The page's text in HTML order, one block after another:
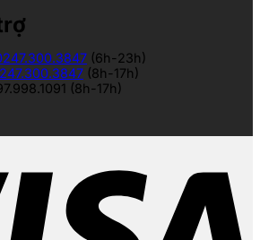
(6h-23h)
(8h-17h)
(8h-17h)